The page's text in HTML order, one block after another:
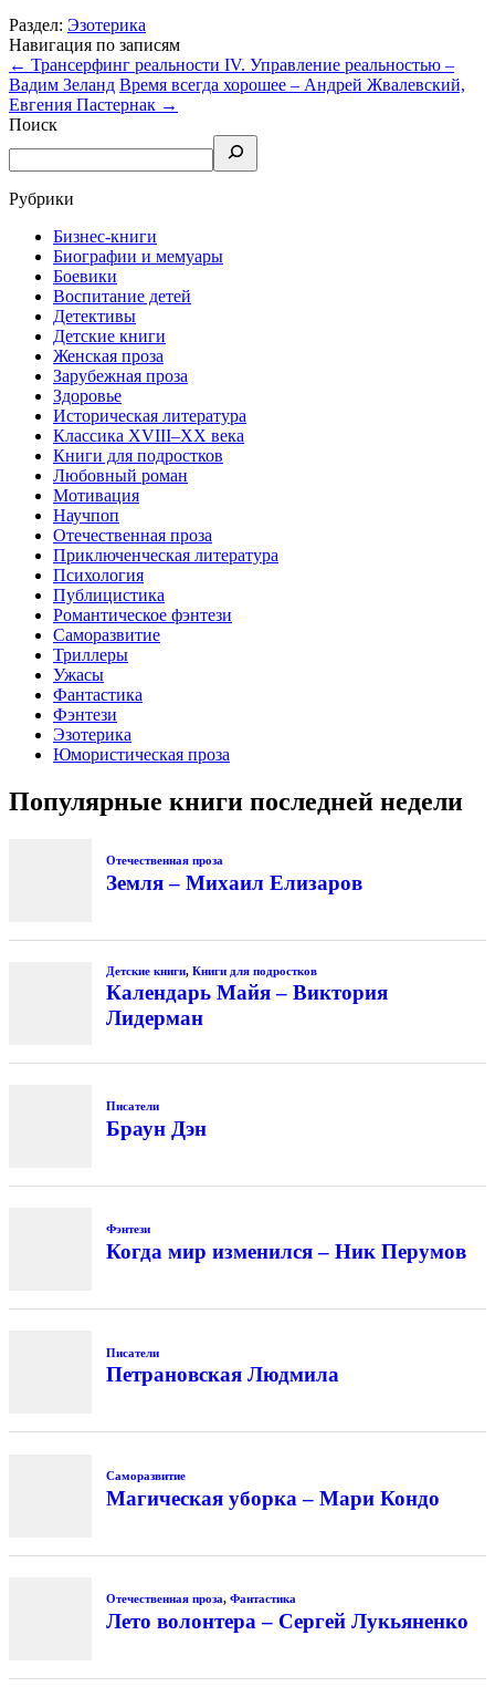
Раздел: Эзотерика
Навигация по записям
← Трансерфинг реальности IV. Управление реальностью –
Вадим Зеланд Время всегда хорошее – Андрей Жвалевский,
Евгения Пастернак →
Поиск
Рубрики
Бизнес-книги
Биографии и мемуары
Боевики
Воспитание детей
Детективы
Детские книги
Женская проза
Зарубежная проза
Здоровье
Историческая литература
Классика XVIII–XX века
Книги для подростков
Любовный роман
Мотивация
Научпоп
Отечественная проза
Приключенческая литература
Психология
Публицистика
Романтическое фэнтези
Саморазвитие
Триллеры
Ужасы
Фантастика
Фэнтези
Эзотерика
Юмористическая проза
Популярные книги последней недели
Отечественная проза
Земля – Михаил Елизаров
Детские книги, Книги для подростков
Календарь Майя – Виктория
Лидерман
Писатели
Браун Дэн
Фэнтези
Когда мир изменился – Ник Перумов
Писатели
Петрановская Людмила
Саморазвитие
Магическая уборка – Мари Кондо
Отечественная проза, Фантастика
Лето волонтера – Сергей Лукьяненко